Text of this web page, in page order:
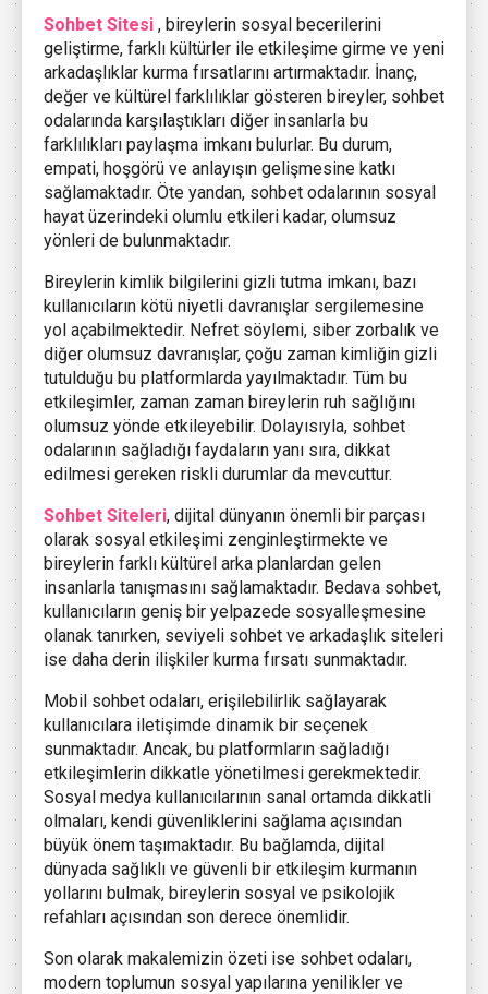
Sohbet Sitesi , bireylerin sosyal becerilerini
geliştirme, farklı kültürler ile etkileşime girme ve yeni
arkadaşlıklar kurma fırsatlarını artırmaktadır. İnanç,
değer ve kültürel farklılıklar gösteren bireyler, sohbet
odalarında karşılaştıkları diğer insanlarla bu
farklılıkları paylaşma imkanı bulurlar. Bu durum,
empati, hoşgörü ve anlayışın gelişmesine katkı
sağlamaktadır. Öte yandan, sohbet odalarının sosyal
hayat üzerindeki olumlu etkileri kadar, olumsuz
yönleri de bulunmaktadır.
Bireylerin kimlik bilgilerini gizli tutma imkanı, bazı
kullanıcıların kötü niyetli davranışlar sergilemesine
yol açabilmektedir. Nefret söylemi, siber zorbalık ve
diğer olumsuz davranışlar, çoğu zaman kimliğin gizli
tutulduğu bu platformlarda yayılmaktadır. Tüm bu
etkileşimler, zaman zaman bireylerin ruh sağlığını
olumsuz yönde etkileyebilir. Dolayısıyla, sohbet
odalarının sağladığı faydaların yanı sıra, dikkat
edilmesi gereken riskli durumlar da mevcuttur.
Sohbet Siteleri, dijital dünyanın önemli bir parçası
olarak sosyal etkileşimi zenginleştirmekte ve
bireylerin farklı kültürel arka planlardan gelen
insanlarla tanışmasını sağlamaktadır. Bedava sohbet,
kullanıcıların geniş bir yelpazede sosyalleşmesine
olanak tanırken, seviyeli sohbet ve arkadaşlık siteleri
ise daha derin ilişkiler kurma fırsatı sunmaktadır.
Mobil sohbet odaları, erişilebilirlik sağlayarak
kullanıcılara iletişimde dinamik bir seçenek
sunmaktadır. Ancak, bu platformların sağladığı
etkileşimlerin dikkatle yönetilmesi gerekmektedir.
Sosyal medya kullanıcılarının sanal ortamda dikkatli
olmaları, kendi güvenliklerini sağlama açısından
büyük önem taşımaktadır. Bu bağlamda, dijital
dünyada sağlıklı ve güvenli bir etkileşim kurmanın
yollarını bulmak, bireylerin sosyal ve psikolojik
refahları açısından son derece önemlidir.
Son olarak makalemizin özeti ise sohbet odaları,
modern toplumun sosyal yapılarına yenilikler ve